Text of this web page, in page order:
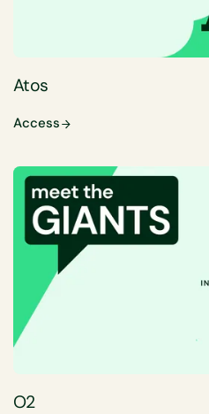
Atos
Access
O2